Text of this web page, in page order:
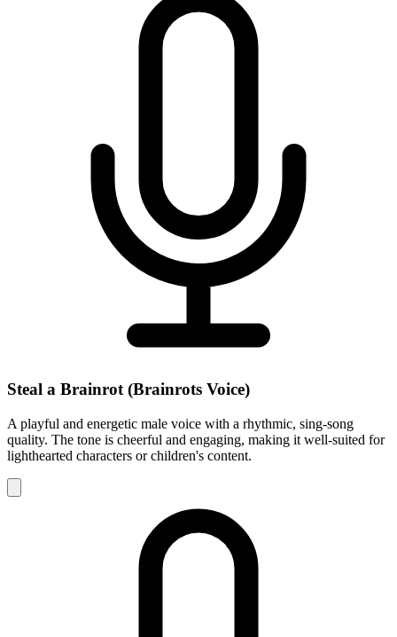
Steal a Brainrot (Brainrots Voice)
A playful and energetic male voice with a rhythmic, sing-song
quality. The tone is cheerful and engaging, making it well-suited for
lighthearted characters or children's content.